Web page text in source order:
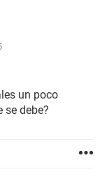
un poco
debe?